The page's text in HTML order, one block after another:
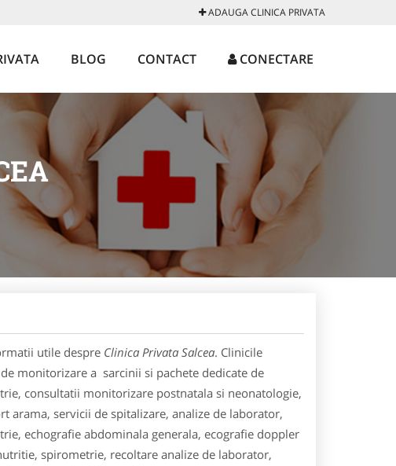
ADAUGA CLINICA PRIVATA
BLOG CONTACT CONECTARE
utile despre Clinica Privata Salcea. Clinicile
monitorizare a sarcinii si pachete dedicate de
consultatii monitorizare postnatala si neonatologie,
arama, servicii de spitalizare, analize de laborator,
echografie abdominala generala, ecografie doppler
spirometrie, recoltare analize de laborator,